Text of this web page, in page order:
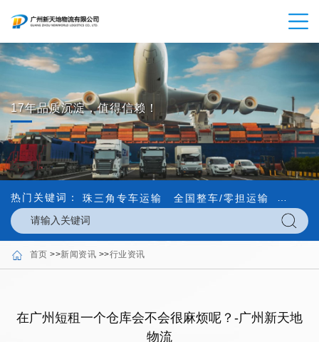
17年品质沉淀，值得信赖！
热门关键词： 珠三角专车运输 全国整车/零担运输 内外贸
首页 >>新闻资讯 >>行业资讯
在广州短租一个仓库会不会很麻烦呢？-广州新天地
物流